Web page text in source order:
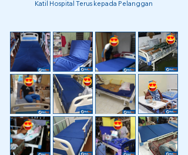
Katil Hospital Terus kepada Pelanggan